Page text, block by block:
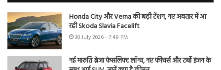
Honda City और Verna की बढ़ी टेंशन, नए अवतार में आ
रही Skoda Slavia Facelift
30 July 2026 - 7:48 PM
नई मारुति ब्रेजा फेसलिफ्ट लॉन्च, नए फीचर्स और टर्बो इंजन के